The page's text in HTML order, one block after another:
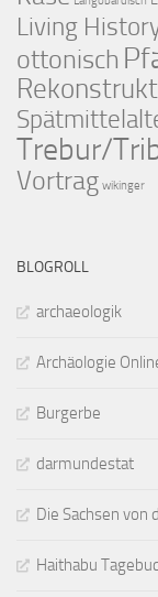
Living
ottonisch
Trebur/
Vortrag wikinger
BLOGROLL
archaeologik
Archäologie
Burgerbe
darmundestat
Die Sachsen von
Haithabu